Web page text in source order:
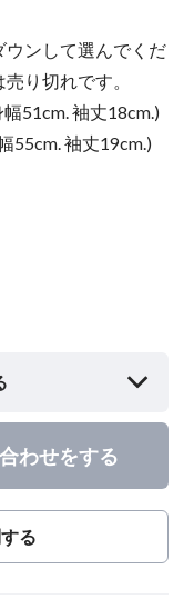
ンして選んでくだ
り切れです。
51cm. 袖丈18cm.)
55cm. 袖丈19cm.)
わせをする
る